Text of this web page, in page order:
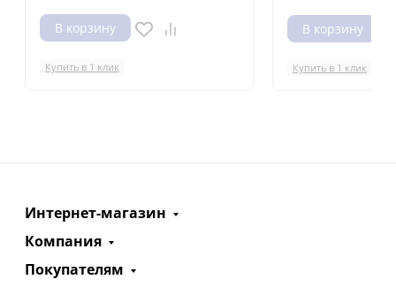
В корзину
Купить в 1 клик
В корзину
Купить в 1 клик
Интернет-магазин
Компания
Покупателям